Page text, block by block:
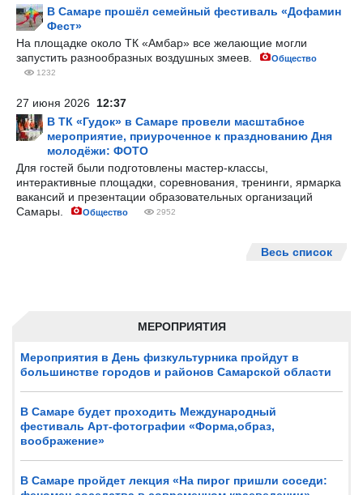
МЕРОПРИЯТИЯ
Мероприятия в День физкультурника пройдут в
большинстве городов и районов Самарской области
В Самаре будет проходить Международный
фестиваль Арт-фотографии «Форма,образ,
воображение»
В Самаре пройдет лекция «На пирог пришли соседи:
В Самаре прошёл семейный фестиваль «Дофамин
Фест»
На площадке около ТК «Амбар» все желающие могли
запустить разнообразных воздушных змеев.
Общество
1232
27 июня 2026 12:37
В ТК «Гудок» в Самаре провели масштабное
мероприятие, приуроченное к празднованию Дня
молодёжи: ФОТО
Для гостей были подготовлены мастер-классы,
интерактивные площадки, соревнования, тренинги, ярмарка
вакансий и презентации образовательных организаций
Самары.
Общество 2952
Весь список